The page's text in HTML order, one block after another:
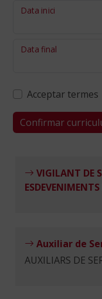
Data inici
Data final
Acceptar termes
VIGILANT DE
Auxiliar de
AUXILIARS DE